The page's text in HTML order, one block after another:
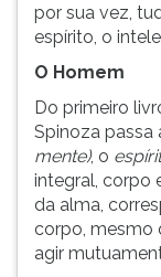
por sua vez,
espírito, o
O Homem
Do primeiro
Spinoza passa
mente), o
integral, corpo
da alma,
corpo, mesmo
agir